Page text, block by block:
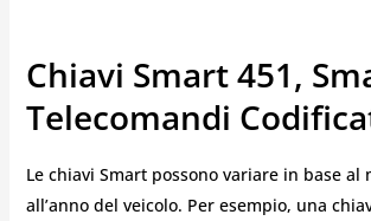
Chiavi Smart 451,
Telecomandi
Le chiavi Smart possono variare in base al
all’anno del veicolo. Per esempio, una